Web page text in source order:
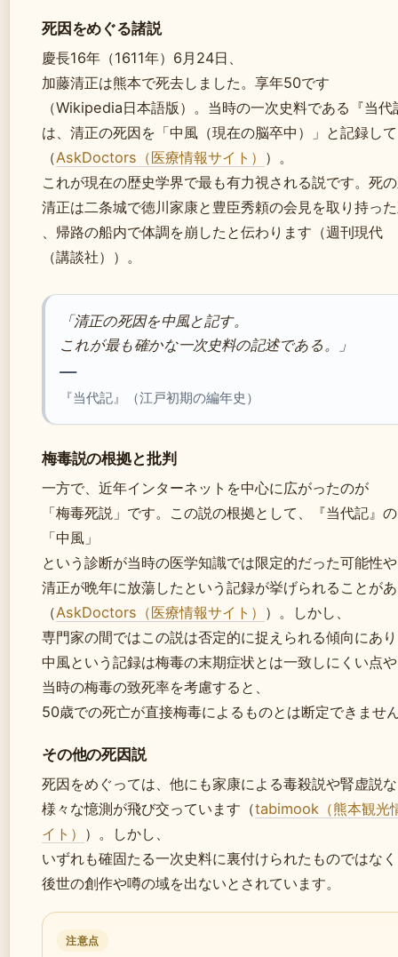
死因をめぐる諸説
慶長16年（1611年）6月24日、
加藤清正は熊本で死去しました。享年50です
（Wikipedia日本語版）。当時の一次史料である『当代
は、清正の死因を「中風（現在の脳卒中）」と記録し
（AskDoctors（医療情報サイト） ）。
これが現在の歴史学界で最も有力視される説です。死
清正は二条城で徳川家康と豊臣秀頼の会見を取り持っ
、帰路の船内で体調を崩したと伝わります（週刊現代
（講談社））。
「清正の死因を中風と記す。
これが最も確かな一次史料の記述である。」
—
『当代記』（江戸初期の編年史）
梅毒説の根拠と批判
一方で、近年インターネットを中心に広がったのが
「梅毒死説」です。この説の根拠として、『当代記』の
「中風」
という診断が当時の医学知識では限定的だった可能性
清正が晩年に放蕩したという記録が挙げられることが
（AskDoctors（医療情報サイト） ）。しかし、
専門家の間ではこの説は否定的に捉えられる傾向にあ
中風という記録は梅毒の末期症状とは一致しにくい点
当時の梅毒の致死率を考慮すると、
50歳での死亡が直接梅毒によるものとは断定できませ
その他の死因説
死因をめぐっては、他にも家康による毒殺説や腎虚説
様々な憶測が飛び交っています（tabimook（熊本観光
イト） ）。しかし、
いずれも確固たる一次史料に裏付けられたものではな
後世の創作や噂の域を出ないとされています。
注意点